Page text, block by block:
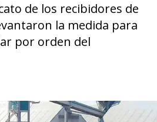
de los recibidores de
la medida para
por orden del